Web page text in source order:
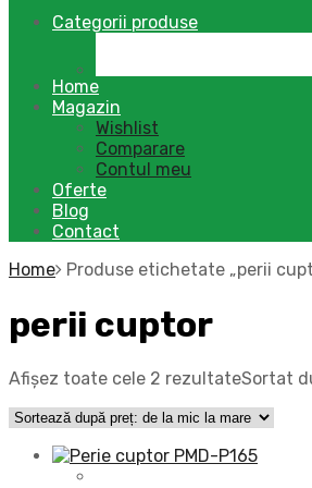
Categorii produse
Home
Magazin
Wishlist
Comparare
Contul meu
Oferte
Blog
Contact
Home
Produse etichetate „perii
perii cuptor
Afișez toate cele 2 rezultateSortat